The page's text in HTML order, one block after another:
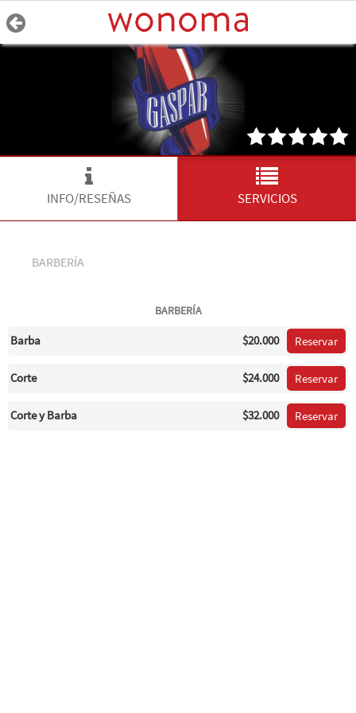
INFO/RESEÑAS SERVICIOS
BARBERÍA
BARBERÍA
Barba $20.000 Reservar
Corte $24.000 Reservar
Corte y Barba $32.000 Reservar